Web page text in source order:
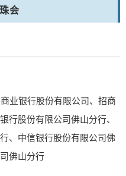
会
业银行股份有限公司、招商
行股份有限公司佛山分行、
、中信银行股份有限公司佛
佛山分行